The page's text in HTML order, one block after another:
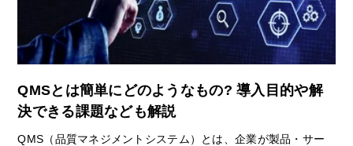
QMSとは簡単にどのようなもの? 導入目的や解
決できる課題なども解説
QMS（品質マネジメントシステム）とは、企業が製品・サー